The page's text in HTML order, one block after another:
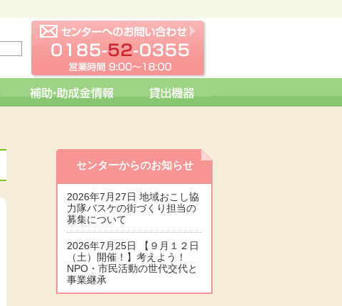
センターからのお知らせ
2026年7月27日 地域おこし協
力隊バスケの街づくり担当の
募集について
2026年7月25日 【９月１２日
（土）開催！】考えよう！
NPO・市民活動の世代交代と
事業継承